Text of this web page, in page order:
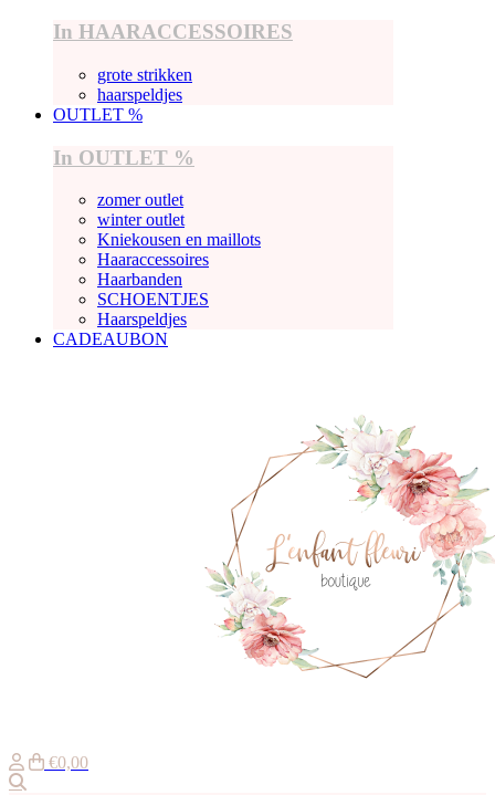
In HAARACCESSOIRES
grote strikken
haarspeldjes
OUTLET %
In OUTLET %
zomer outlet
winter outlet
Kniekousen en maillots
Haaraccessoires
Haarbanden
SCHOENTJES
Haarspeldjes
CADEAUBON
€0,00